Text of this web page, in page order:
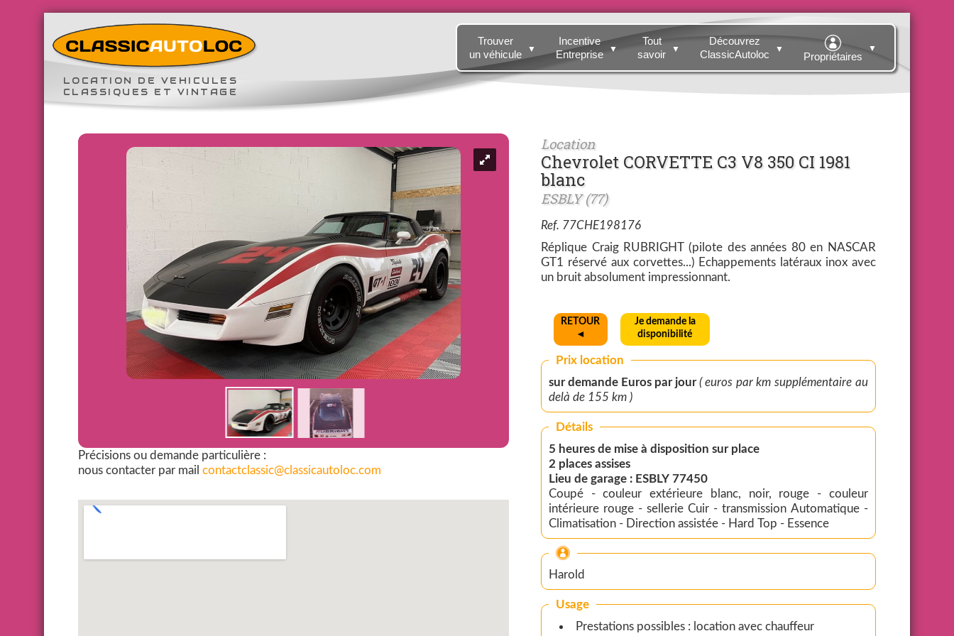
LOCATION DE VEHICULES
CLASSIQUES ET VINTAGE
Trouver
un véhicule
▼
Incentive
Entreprise
▼
Tout
savoir
▼
Découvrez
ClassicAutoloc
▼
Propriétaires
▼
Précisions ou demande particulière :
nous contacter par mail contactclassic@classicautoloc.com
Location
Chevrolet CORVETTE C3 V8 350 CI 1981
blanc
ESBLY (77)
Ref. 77CHE198176
Réplique Craig RUBRIGHT (pilote des années 80 en NASCAR
GT1 réservé aux corvettes...) Echappements latéraux inox avec
un bruit absolument impressionnant.
RETOUR
◄
Je demande la
disponibilité
Prix location
sur demande Euros par jour( euros par km supplémentaire au
delà de 155 km )
Détails
5 heures de mise à disposition sur place
2 places assises
Lieu de garage : ESBLY 77450
Coupé - couleur extérieure blanc, noir, rouge - couleur
intérieure rouge - sellerie Cuir - transmission Automatique -
Climatisation - Direction assistée - Hard Top - Essence
Harold
Usage
Prestations possibles : location avec chauffeur